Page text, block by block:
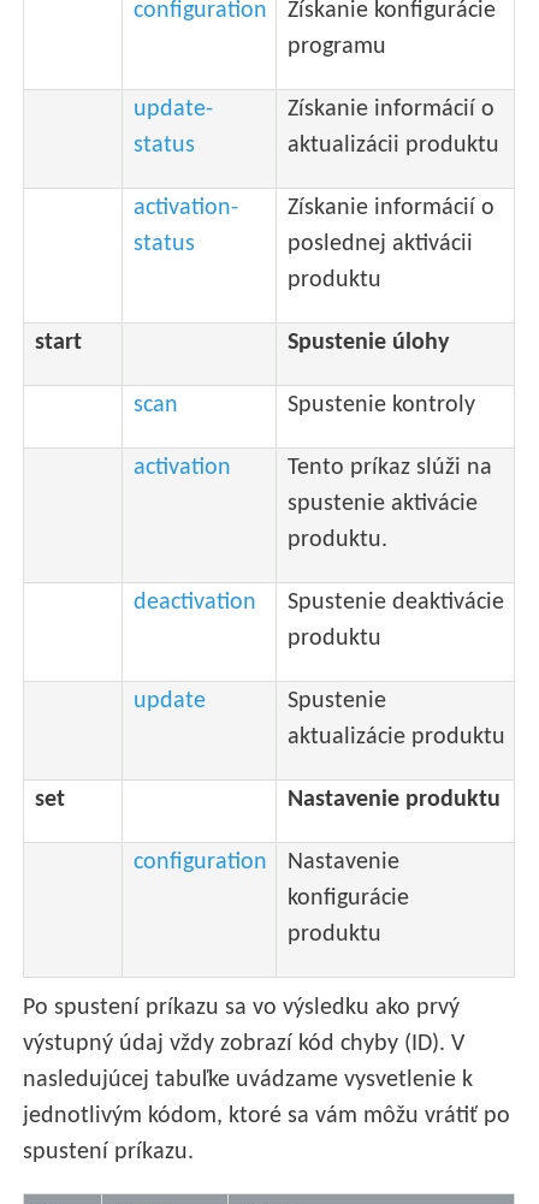
configuration
Získanie konfigurácie
programu
update-
status
Získanie informácií o
aktualizácii produktu
activation-
status
Získanie informácií o
poslednej aktivácii
produktu
start Spustenie úlohy
scan Spustenie kontroly
activation
Tento príkaz slúži na
spustenie aktivácie
produktu.
deactivation
Spustenie deaktivácie
produktu
update
Spustenie
aktualizácie produktu
set Nastavenie produktu
configuration
Nastavenie
konfigurácie
produktu
Po spustení príkazu sa vo výsledku ako prvý
výstupný údaj vždy zobrazí kód chyby (ID). V
nasledujúcej tabuľke uvádzame vysvetlenie k
jednotlivým kódom, ktoré sa vám môžu vrátiť po
spustení príkazu.